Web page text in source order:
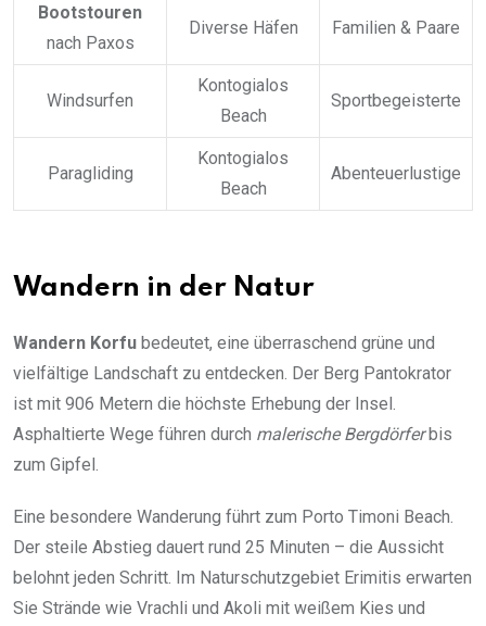
Bootstouren
nach Paxos
Diverse Häfen Familien & Paare
Windsurfen
Kontogialos
Beach
Sportbegeisterte
Paragliding
Kontogialos
Beach
Abenteuerlustige
Wandern in der Natur
Wandern Korfu bedeutet, eine überraschend grüne und
vielfältige Landschaft zu entdecken. Der Berg Pantokrator
ist mit 906 Metern die höchste Erhebung der Insel.
Asphaltierte Wege führen durch malerische Bergdörferbis
zum Gipfel.
Eine besondere Wanderung führt zum Porto Timoni Beach.
Der steile Abstieg dauert rund 25 Minuten – die Aussicht
belohnt jeden Schritt. Im Naturschutzgebiet Erimitis erwarten
Sie Strände wie Vrachli und Akoli mit weißem Kies und